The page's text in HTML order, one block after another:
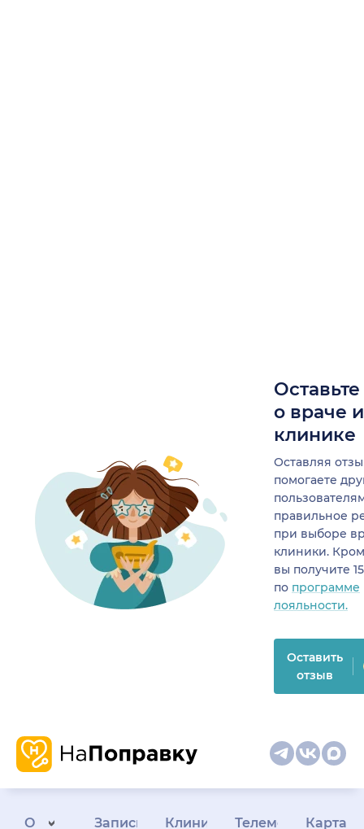
о враче
клинике
Оставляя
помогаете
правильное
при выборе
клиники.
вы получите
по программе
лояльности.
Оставить
отзыв
О Запись КлиникамТелемедицина
Карта